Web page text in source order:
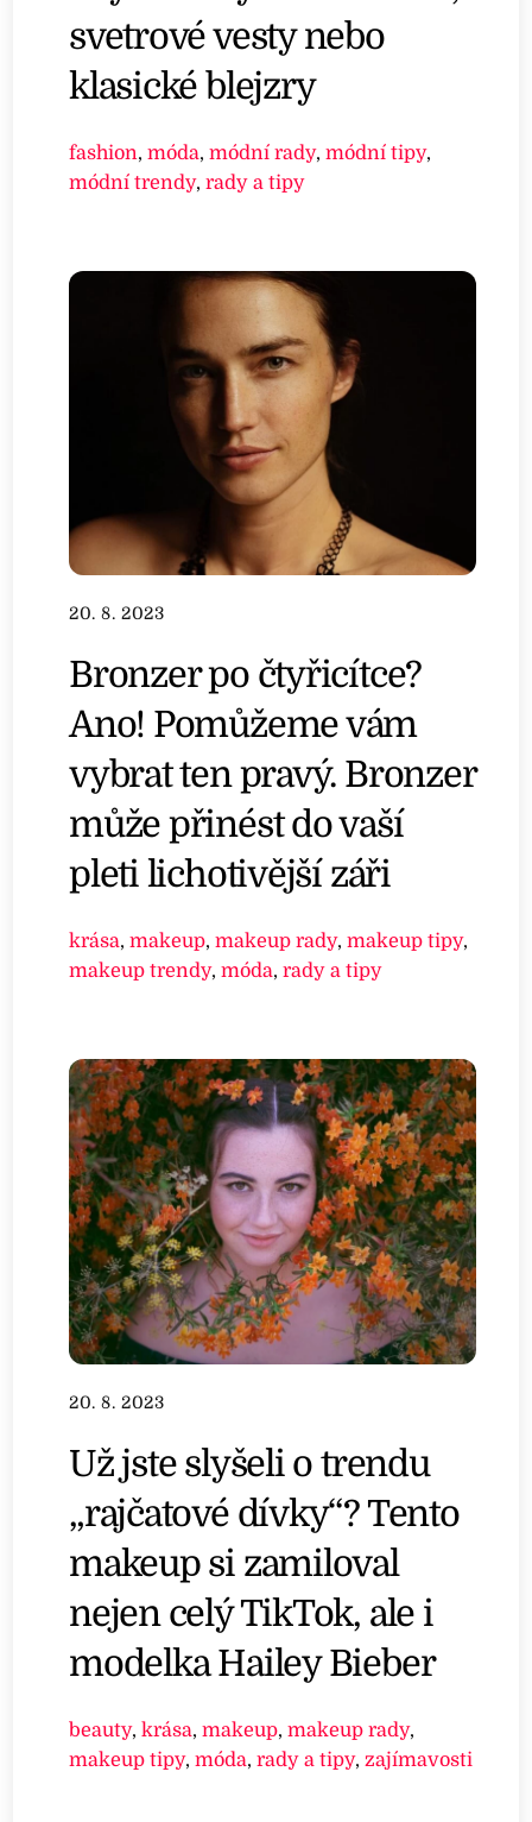
svetrové vesty nebo
klasické blejzry
fashion,móda,módní rady,módní tipy,
módní trendy,rady a tipy
20. 8. 2023
Bronzer po čtyřicítce?
Ano! Pomůžeme vám
vybrat ten pravý. Bronzer
může přinést do vaší
pleti lichotivější záři
krása,makeup,makeup rady,makeup tipy,
makeup trendy,móda,rady a tipy
20. 8. 2023
Už jste slyšeli o trendu
„rajčatové dívky“? Tento
makeup si zamiloval
nejen celý TikTok, ale i
modelka Hailey Bieber
beauty,krása,makeup,makeup rady,
makeup tipy,móda,rady a tipy,zajímavosti